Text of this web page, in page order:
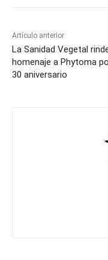
Artículo anterior
La Sanidad Vegetal
homenaje a Phytoma
30 aniversario